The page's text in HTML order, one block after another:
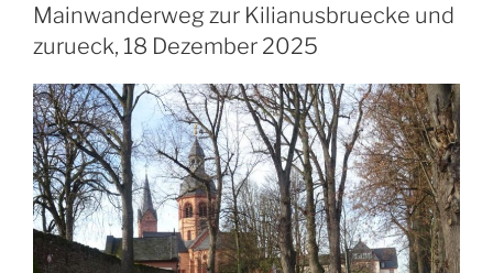
Mainwanderweg zur Kilianusbruecke und
zurueck, 18 Dezember 2025